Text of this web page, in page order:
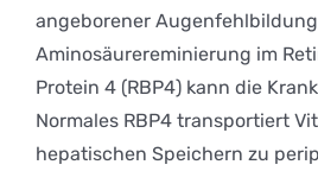
angeborener
Aminosäurereminierung im
Protein 4 (RBP4) kann die
Normales RBP4 transportiert
hepatischen Speichern zu